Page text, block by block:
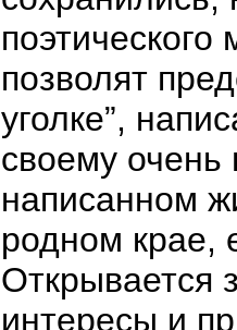
позволят
уголке”,
своему очень
написанном
родном крае,
Открывается
интересы и